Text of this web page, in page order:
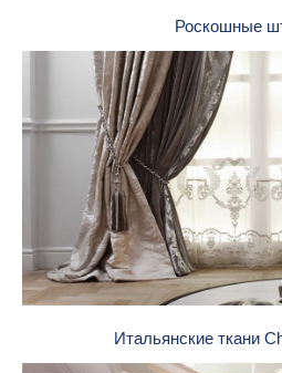
Роскошные
Итальянские ткани